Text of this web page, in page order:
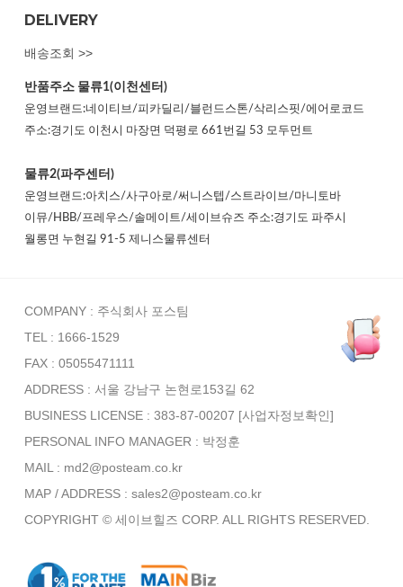
DELIVERY
배송조회 >>
반품주소 물류1(이천센터)
운영브랜드:네이티브/피카딜리/블런드스톤/삭리스핏/에어로코드
주소:경기도 이천시 마장면 덕평로 661번길 53 모두먼트
물류2(파주센터)
운영브랜드:아치스/사구아로/써니스텝/스트라이브/마니토바
이뮤/HBB/프레우스/솔메이트/세이브슈즈 주소:경기도 파주시
월롱면 누현길 91-5 제니스물류센터
COMPANY : 주식회사 포스팀
TEL : 1666-1529
FAX : 05055471111
ADDRESS : 서울 강남구 논현로153길 62
BUSINESS LICENSE : 383-87-00207 [사업자정보확인]
PERSONAL INFO MANAGER : 박정훈
MAIL : md2@posteam.co.kr
MAP / ADDRESS : sales2@posteam.co.kr
COPYRIGHT © 세이브힐즈 CORP. ALL RIGHTS RESERVED.